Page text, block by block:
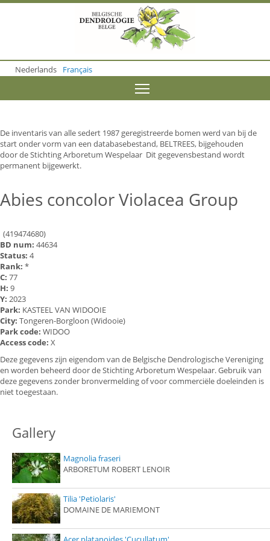
o
m
o
n
t
e
n
Nederlands Français
De inventaris van alle sedert 1987 geregistreerde bomen werd van bij de
start onder vorm van een databasebestand, BELTREES, bijgehouden
door de Stichting Arboretum Wespelaar Dit gegevensbestand wordt
permanent bijgewerkt.
Abies concolor Violacea Group
(419474680)
BD num: 44634
Status: 4
Rank: *
C: 77
H: 9
Y: 2023
Park: KASTEEL VAN WIDOOIE
City: Tongeren-Borgloon (Widooie)
Park code: WIDOO
Access code: X
Deze gegevens zijn eigendom van de Belgische Dendrologische Vereniging
en worden beheerd door de Stichting Arboretum Wespelaar. Gebruik van
deze gegevens zonder bronvermelding of voor commerciële doeleinden is
niet toegestaan.
Gallery
Magnolia fraseri
ARBORETUM ROBERT LENOIR
Tilia 'Petiolaris'
DOMAINE DE MARIEMONT